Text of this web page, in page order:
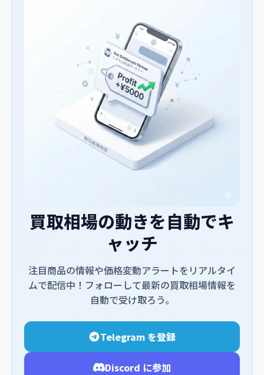
買取相場の動きを自動でキ
ャッチ
注目商品の情報や価格変動アラートをリアルタイ
ムで配信中！フォローして最新の買取相場情報を
自動で受け取ろう。
Telegram を登録
Discord に参加